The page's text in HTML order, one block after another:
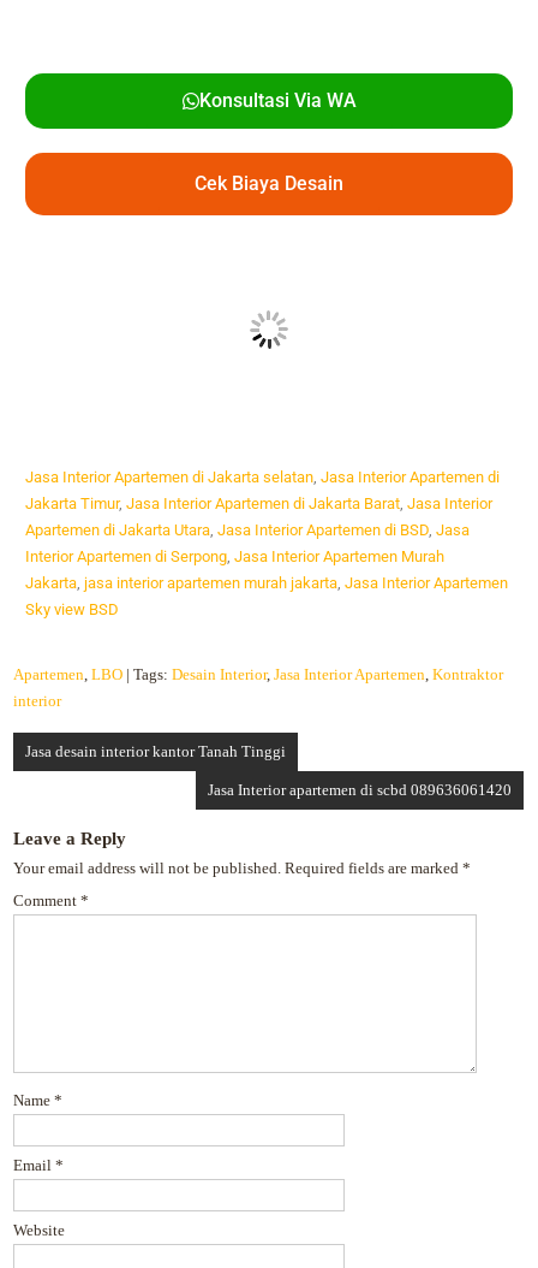
Konsultasi Via WA
Cek Biaya Desain
Jasa Interior Apartemen di Jakarta selatan,Jasa Interior Apartemen di
Jakarta Timur,Jasa Interior Apartemen di Jakarta Barat,Jasa Interior
Apartemen di Jakarta Utara,Jasa Interior Apartemen di BSD,Jasa
Interior Apartemen di Serpong, Jasa Interior Apartemen Murah
Jakarta, jasa interior apartemen murah jakarta,Jasa Interior Apartemen
Sky view BSD
Apartemen,LBO | Tags:Desain Interior,Jasa Interior Apartemen,Kontraktor
interior
Jasa desain interior kantor Tanah Tinggi
Jasa Interior apartemen di scbd 089636061420
Leave a Reply
Your email address will not be published. Required fields are marked*
Comment*
Name*
Email*
Website